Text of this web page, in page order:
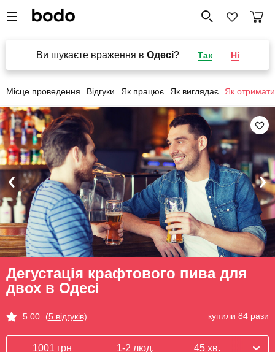
Ви шукаєте враження в Одесі? Так Ні
Місце проведення Відгуки Як працює Як виглядає Як отримати
Дегустація крафтового пива для
двох в Одесі
5.00 (5 відгуків) купили 84 рази
1001 грн 1-2 люд. 45 хв.